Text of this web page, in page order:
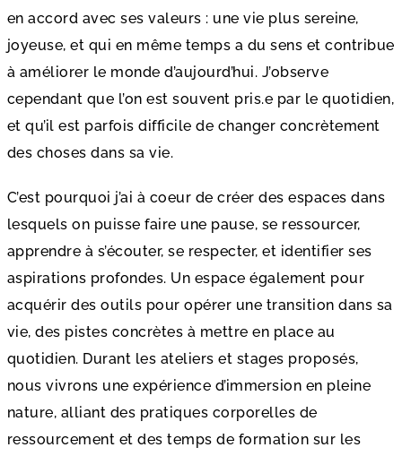
en accord avec ses valeurs : une vie plus sereine,
joyeuse, et qui en même temps a du sens et contribue
à améliorer le monde d’aujourd’hui. J’observe
cependant que l’on est souvent pris.e par le quotidien,
et qu’il est parfois difficile de changer concrètement
des choses dans sa vie.
C’est pourquoi j’ai à coeur de créer des espaces dans
lesquels on puisse faire une pause, se ressourcer,
apprendre à s’écouter, se respecter, et identifier ses
aspirations profondes. Un espace également pour
acquérir des outils pour opérer une transition dans sa
vie, des pistes concrètes à mettre en place au
quotidien. Durant les ateliers et stages proposés,
nous vivrons une expérience d’immersion en pleine
nature, alliant des pratiques corporelles de
ressourcement et des temps de formation sur les